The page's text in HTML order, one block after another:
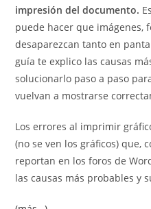
impresión del documento.
puede hacer que imágenes,
desaparezcan tanto en
guía te explico las causas
solucionarlo paso a paso
vuelvan a mostrarse
Los errores al imprimir
(no se ven los gráficos) que,
reportan en los foros de
las causas más probables y